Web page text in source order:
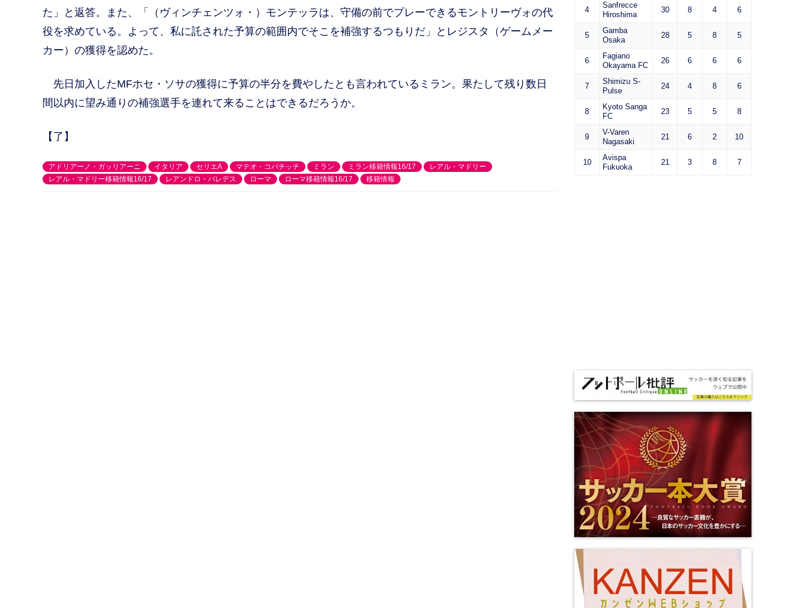
た」と返答。また、「（ヴィンチェンツォ・）モンテッラは、守備の前でプレーできるモントリーヴォの代
役を求めている。よって、私に託された予算の範囲内でそこを補強するつもりだ」とレジスタ（ゲームメー
カー）の獲得を認めた。
先日加入したMFホセ・ソサの獲得に予算の半分を費やしたとも言われているミラン。果たして残り数日
間以内に望み通りの補強選手を連れて来ることはできるだろうか。
【了】
アドリアーノ・ガッリアーニ イタリア セリエA マテオ・コバチッチ ミラン ミラン移籍情報16/17
レアル・マドリー
レアル・マドリー移籍情報16/17
レアンドロ・パレデス ローマ ローマ移籍情報16/17 移籍情報
4
Sanfrecce
Hiroshima
30 8 4 6
5
Gamba
Osaka
28 5 8 5
6
Fagiano
Okayama FC
26 6 6 6
7
Shimizu S-
Pulse
24 4 8 6
8
Kyoto Sanga
FC
23 5 5 8
9
V-Varen
Nagasaki
21 6 2 10
10
Avispa
Fukuoka
21 3 8 7